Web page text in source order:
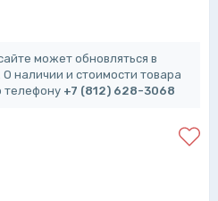
может обновляться в
наличии и стоимости товара
телефону +7 (812) 628-3068